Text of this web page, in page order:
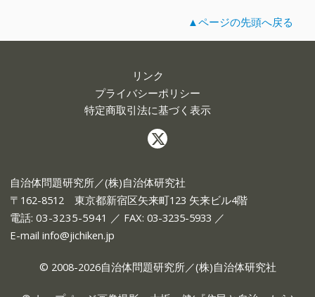
▲ページの先頭へ戻る
リンク
プライバシーポリシー
特定商取引法に基づく表示
自治体問題研究所／(株)自治体研究社
〒162-8512 東京都新宿区矢来町123 矢来ビル4階
電話: 03-3235-5941 ／ FAX: 03-3235-5933 ／
E-mail info@jichiken.jp
© 2008-2026自治体問題研究所／(株)自治体研究社